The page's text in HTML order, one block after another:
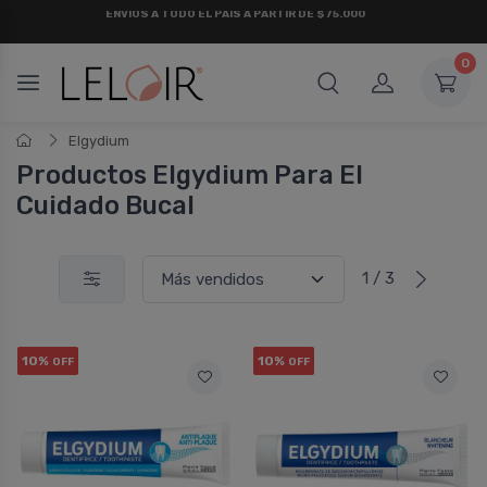
0
Elgydium
Productos Elgydium Para El
Cuidado Bucal
1 / 3
10% OFF 10% OFF